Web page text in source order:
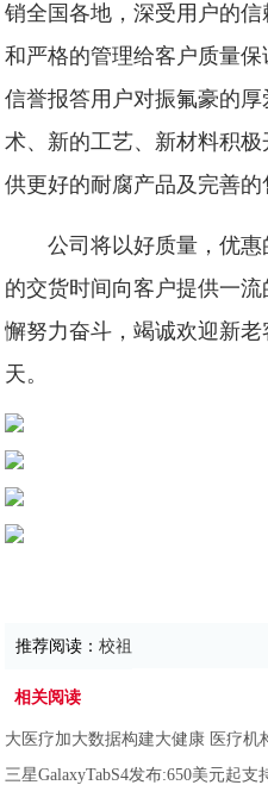
销全国各地，深受用户的
和严格的管理给客户质量
信誉报答用户对振氟豪的
术、新的工艺、新材料积
供更好的耐腐产品及完
公司将以好质量，优
的交货时间向客户提供一
懈努力奋斗，竭诚欢迎新
天。
推荐阅读：校祖
相关阅读
大医疗加大数据构建大健康 医疗机
三星GalaxyTabS4发布:650美元起支